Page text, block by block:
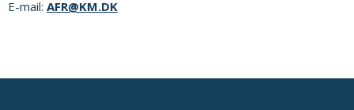
E-mail: AFR@KM.DK